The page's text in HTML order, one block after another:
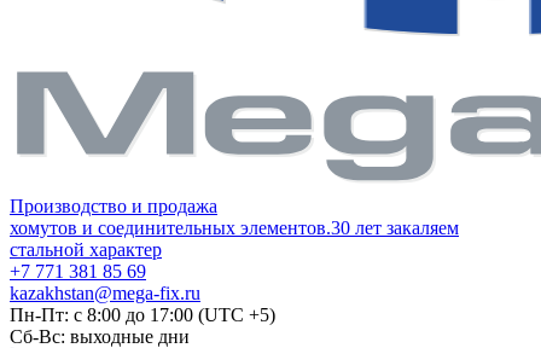
Производство и продажа
хомутов и соединительных элементов.30 лет закаляем
стальной характер
+7 771 381 85 69
kazakhstan@mega-fix.ru
Пн-Пт: с 8:00 до 17:00 (UTC +5)
Сб-Вс: выходные дни